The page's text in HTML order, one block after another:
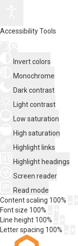
Accessibility Tools
Invert colors
Monochrome
Dark contrast
Light contrast
Low saturation
High saturation
Highlight links
Highlight headings
Screen reader
Read mode
Content scaling 100%
Font size 100%
Line height 100%
Letter spacing 100%